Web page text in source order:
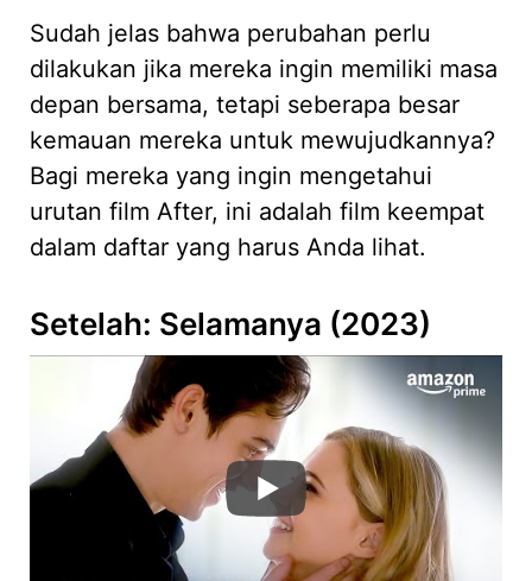
Sudah jelas bahwa perubahan perlu
dilakukan jika mereka ingin memiliki masa
depan bersama, tetapi seberapa besar
kemauan mereka untuk mewujudkannya?
Bagi mereka yang ingin mengetahui
urutan film After, ini adalah film keempat
dalam daftar yang harus Anda lihat.
Setelah: Selamanya (2023)